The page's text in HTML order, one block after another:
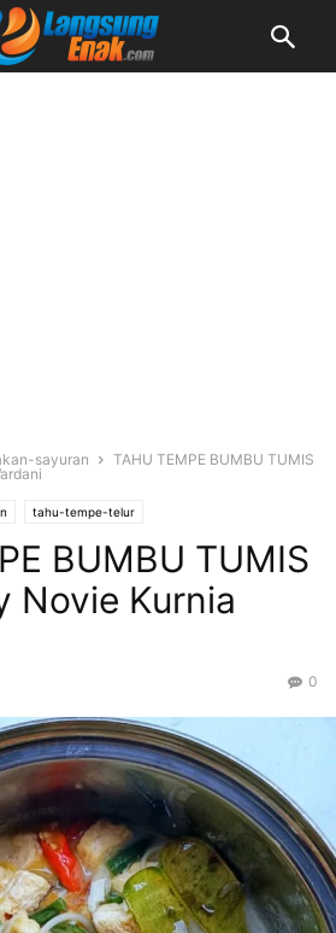
sayuran
TAHU TEMPE BUMBU TUMIS
tahu-tempe-telur
BUMBU TUMIS
Novie Kurnia
0